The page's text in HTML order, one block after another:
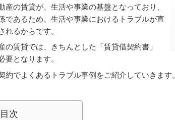
産の賃貸が、生活や事業の基盤となっており、
であるため、生活や事業におけるトラブルが直
るからです。
の賃貸では、きちんとした「賃貸借契約書」
要となります。
約でよくあるトラブル事例をご紹介していきます。
次